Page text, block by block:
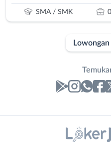
SMA / SMK